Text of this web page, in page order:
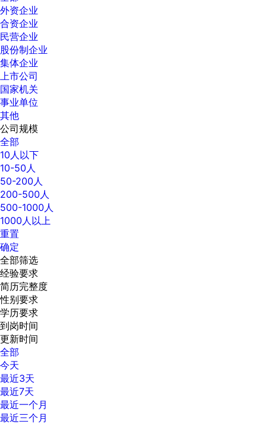
外资企业
合资企业
民营企业
股份制企业
集体企业
上市公司
国家机关
事业单位
其他
公司规模
全部
10人以下
10-50人
50-200人
200-500人
500-1000人
1000人以上
重置
确定
全部筛选
经验要求
简历完整度
性别要求
学历要求
到岗时间
更新时间
全部
今天
最近3天
最近7天
最近一个月
最近三个月